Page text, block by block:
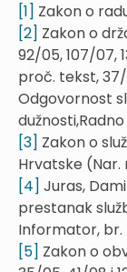
[1] Zakon o
[2] Zakon o
92/05, 107/07,
proč. tekst, 37/
Odgovornost
[3] Zakon o
Hrvatske (Nar.
[4] Juras,
prestanak
Informator, br.
[5] Zakon o